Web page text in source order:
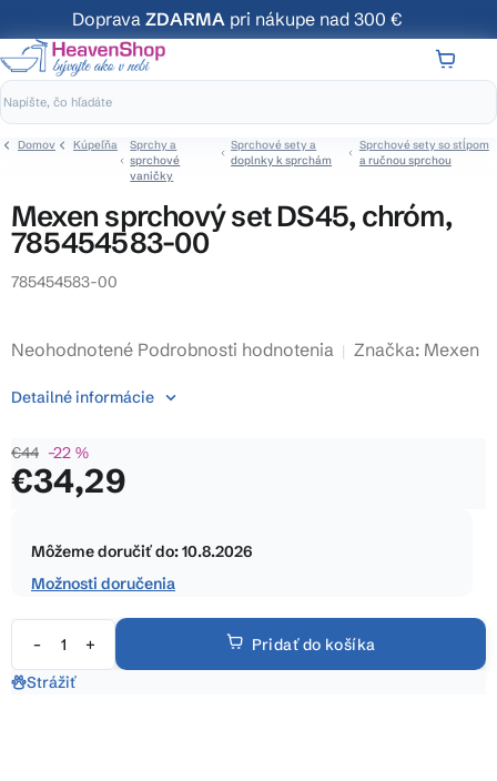
na
obsah
Doprava ZDARMA pri nákupe nad 300 €
Domov Kúpeľňa
Sprchy a
sprchové
vaničky
Sprchové sety a
doplnky k sprchám
Sprchové sety so stĺpom
a ručnou sprchou
Mexen sprchový set DS45, chróm,
785454583-00
785454583-00
Priemerné
produktu
0,0
z
Neohodnotené Podrobnosti hodnotenia Značka: Mexen
€44 –22 %
€34,29
cena:
Môžeme doručiť do:10.8.2026
Možnosti doručenia
Pridať do košíka
Detailné informácie
Strážiť